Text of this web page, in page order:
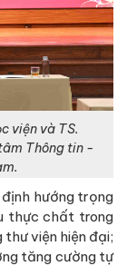
viện và TS.
Thông tin -
định hướng trọng
thực chất trong
viện hiện đại;
tăng cường tự